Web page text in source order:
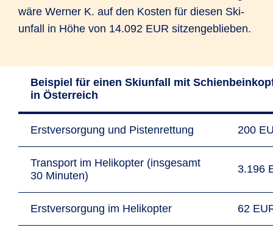
wäre Werner K. auf den Kosten für diesen Ski­
unfall in Höhe von 14.092 EUR sitzen­geblieben.
Beispiel für einen Ski­unfall mit
in Öster­reich
Erst­ver­sor­gung und Pis­ten­ret­tung 200
Trans­port im Heli­kopter (insge­samt
30 Minuten)
3.196
Erst­versor­gung im Heli­kopter 62